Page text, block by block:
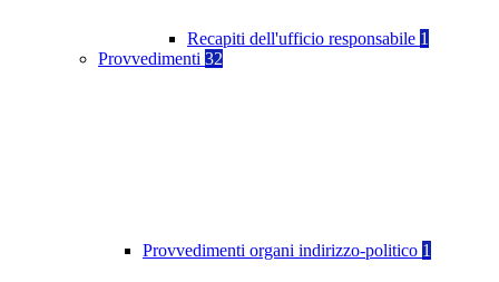
Recapiti dell'ufficio responsabile 1
Provvedimenti 32
Provvedimenti organi indirizzo-politico 1